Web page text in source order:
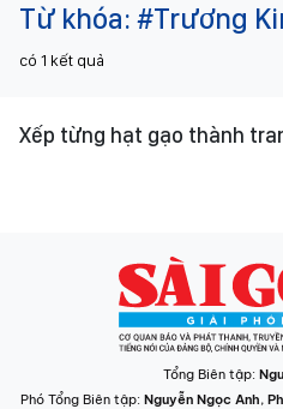
Từ khóa: #Trương
có 1 kết quả
Xếp từng hạt gạo thành
Tổng Biên tập:
Phó Tổng Biên tập: Nguyễn Ngọc Anh,